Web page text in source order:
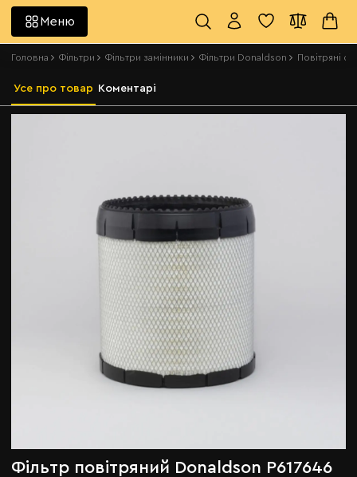
Меню
Головна Фільтри Фільтри замінники Фільтри Donaldson Повітряні
Усе про товар Коментарі
Фільтр повітряний Donaldson P617646